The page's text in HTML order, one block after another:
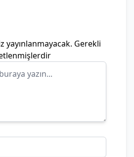
yayınlanmayacak. Gerekli